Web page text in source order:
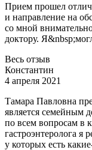
Прием прошел
и направление на
со мной
доктору. Я&
Весь отзыв
Константин
4 апреля 2021
Тамара Павловна
является семейным
по всем вопросам в
гастроэнтеролога я
у которых есть